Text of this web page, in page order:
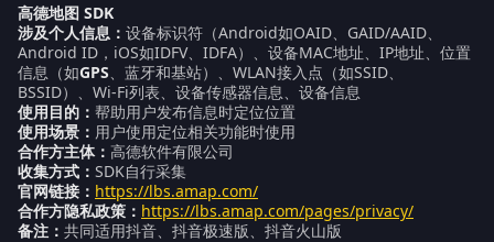
高德地图 SDK
涉及个人信息： 设备标识符（Android如OAID、GAID/AAID、
Android ID，iOS如IDFV、IDFA）、设备MAC地址、IP地址、位置
信息（如GPS、蓝牙和基站）、WLAN接入点（如SSID、
BSSID）、Wi-Fi列表、设备传感器信息、设备信息
使用目的： 帮助用户发布信息时定位位置
使用场景： 用户使用定位相关功能时使用
合作方主体： 高德软件有限公司
收集方式： SDK自行采集
官网链接： https://lbs.amap.com/
合作方隐私政策： https://lbs.amap.com/pages/privacy/
备注： 共同适用抖音、抖音极速版、抖音火山版